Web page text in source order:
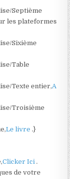
Septième
les plateformes
Sixième
Table
Texte entier,A
Troisième
Le livre.}
Clicker Ici.
de votre